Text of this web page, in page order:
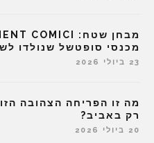
מכנסי סופטשל שנולדו
23 ביולי 2026
מה זו הפריחה הצהובה
רק באביב?
20 ביולי 2026